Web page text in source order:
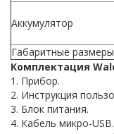
Аккумулятор
Габаритные размеры
Комплектация
1. Прибор.
2. Инструкция
3. Блок питания.
4. Кабель микро-USB.